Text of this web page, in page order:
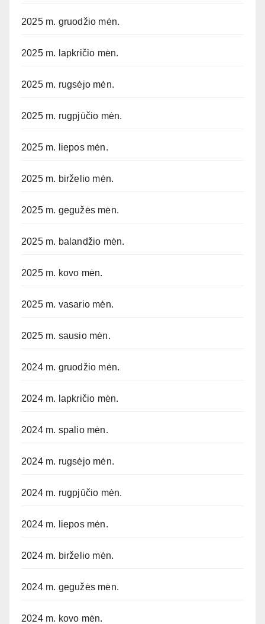
2025 m. gruodžio mėn.
2025 m. lapkričio mėn.
2025 m. rugsėjo mėn.
2025 m. rugpjūčio mėn.
2025 m. liepos mėn.
2025 m. birželio mėn.
2025 m. gegužės mėn.
2025 m. balandžio mėn.
2025 m. kovo mėn.
2025 m. vasario mėn.
2025 m. sausio mėn.
2024 m. gruodžio mėn.
2024 m. lapkričio mėn.
2024 m. spalio mėn.
2024 m. rugsėjo mėn.
2024 m. rugpjūčio mėn.
2024 m. liepos mėn.
2024 m. birželio mėn.
2024 m. gegužės mėn.
2024 m. kovo mėn.